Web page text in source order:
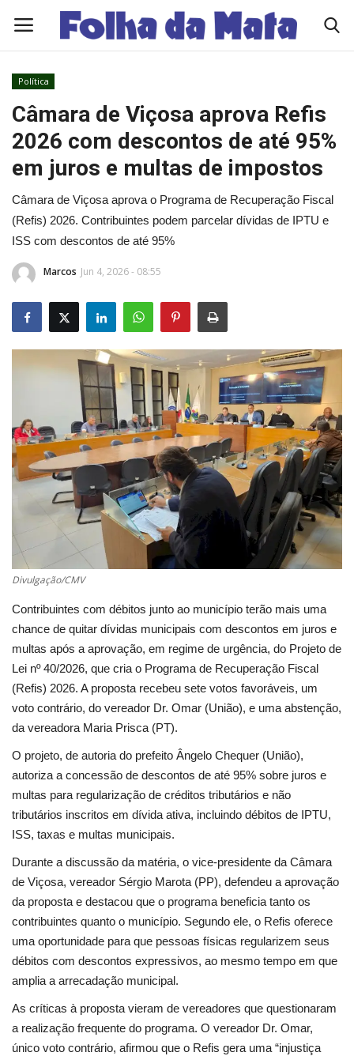
Quem Somos
Como Anunciar
Eleições 2026
Edições Diárias - NOTÍCIAS DO DIA
Polícia/Acidente
Viçosa
UFV
Oportunidade
Sua Cidade
Tempo
Saúde
Política
Trânsito
Segurança Pública
Economia
Educação
Esporte
Solidariedade
Meio Ambiente
Justiça
Brasil
Política
Câmara de Viçosa aprova Refis
2026 com descontos de até 95%
em juros e multas de impostos
Câmara de Viçosa aprova o Programa de Recuperação Fiscal
(Refis) 2026. Contribuintes podem parcelar dívidas de IPTU e
ISS com descontos de até 95%
Marcos Jun 4, 2026 - 08:55
Divulgação/CMV
Contribuintes com débitos junto ao município terão mais uma
chance de quitar dívidas municipais com descontos em juros e
multas após a aprovação, em regime de urgência, do Projeto de
Lei nº 40/2026, que cria o Programa de Recuperação Fiscal
(Refis) 2026. A proposta recebeu sete votos favoráveis, um
voto contrário, do vereador Dr. Omar (União), e uma abstenção,
da vereadora Maria Prisca (PT).
O projeto, de autoria do prefeito Ângelo Chequer (União),
autoriza a concessão de descontos de até 95% sobre juros e
multas para regularização de créditos tributários e não
tributários inscritos em dívida ativa, incluindo débitos de IPTU,
ISS, taxas e multas municipais.
Durante a discussão da matéria, o vice-presidente da Câmara
de Viçosa, vereador Sérgio Marota (PP), defendeu a aprovação
da proposta e destacou que o programa beneficia tanto os
contribuintes quanto o município. Segundo ele, o Refis oferece
uma oportunidade para que pessoas físicas regularizem seus
débitos com descontos expressivos, ao mesmo tempo em que
amplia a arrecadação municipal.
As críticas à proposta vieram de vereadores que questionaram
a realização frequente do programa. O vereador Dr. Omar,
único voto contrário, afirmou que o Refis gera uma “injustiça